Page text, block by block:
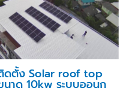
ดตั้ง Solar roof top
าด 10kw ระบบออนก